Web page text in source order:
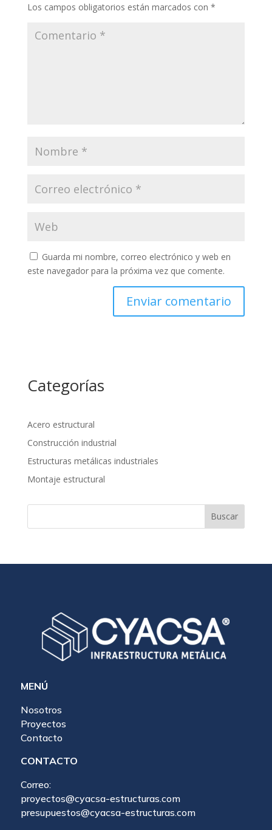
Los campos obligatorios están marcados con *
Guarda mi nombre, correo electrónico y web en
este navegador para la próxima vez que comente.
Categorías
Acero estructural
Construcción industrial
Estructuras metálicas industriales
Montaje estructural
Buscar
MENÚ
Nosotros
Proyectos
Contacto
CONTACTO
Correo:
proyectos@cyacsa-estructuras.com
presupuestos@cyacsa-estructuras.com